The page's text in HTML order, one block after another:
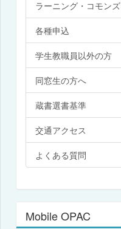
ラーニング・コモンズ
各種申込
学生教職員以外の方
同窓生の方へ
蔵書選書基準
交通アクセス
よくある質問
Mobile OPAC